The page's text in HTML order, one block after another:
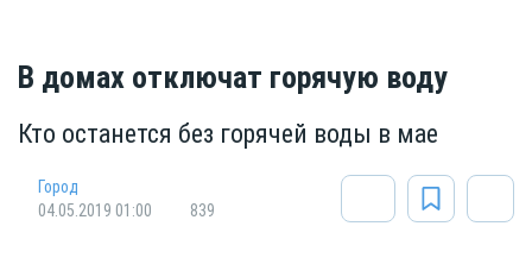
В домах отключат горячую воду
Кто останется без горячей воды в мае
Город
04.05.2019 01:00
839